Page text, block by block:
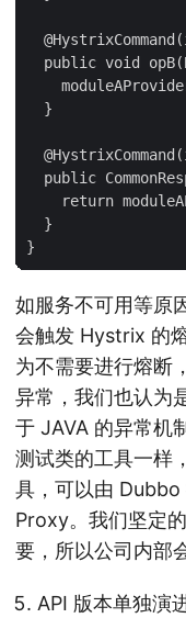
public void
  }
public
return
  }
如服务不可用等原
会触发 Hystrix 的
为不需要进行熔断
异常，我们也认为
于 JAVA 的异常机
测试类的工具一样
具，可以由
Proxy。我们坚定
要，所以公司内部
API 版本单独演